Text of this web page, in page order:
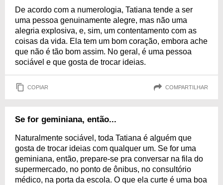
De acordo com a numerologia, Tatiana tende a ser
uma pessoa genuinamente alegre, mas não uma
alegria explosiva, e, sim, um contentamento com as
coisas da vida. Ela tem um bom coração, embora ache
que não é tão bom assim. No geral, é uma pessoa
sociável e que gosta de trocar ideias.
COPIAR COMPARTILHAR
Se for geminiana, então...
Naturalmente sociável, toda Tatiana é alguém que
gosta de trocar ideias com qualquer um. Se for uma
geminiana, então, prepare-se pra conversar na fila do
supermercado, no ponto de ônibus, no consultório
médico, na porta da escola. O que ela curte é uma boa